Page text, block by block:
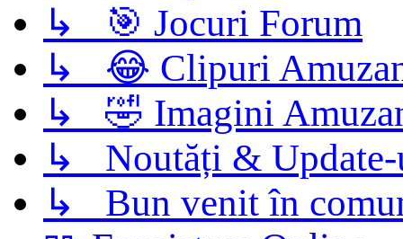
↳ 🎯 Jocuri Forum
↳ 😂 Clipuri
↳ 🤣 Imagini
↳ Noutăți &
↳ Bun venit în